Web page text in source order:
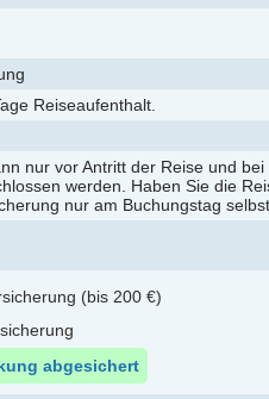
Reiseaufenthalt.
nur vor Antritt der Reise und
werden. Haben Sie die
nur am Buchungstag
(bis 200 €)
abgesichert